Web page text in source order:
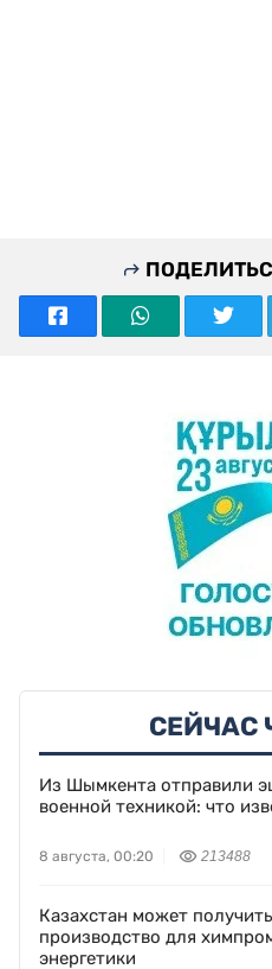
СЕЙЧАС
Из Шымкента отправили
военной техникой: что
8 августа, 00:20 213488
Казахстан может
производство для
энергетики